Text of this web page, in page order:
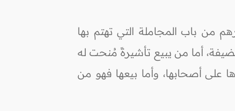
من باب المجاملة التي تهتم بها
أما من يبيع تأشيرةً مُنحت له
على أصحابها، وأما بيعها فهو من